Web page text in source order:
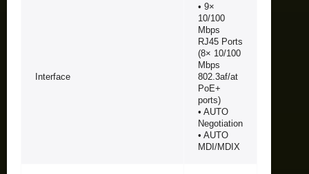
Interface
• 9×
10/100
Mbps
RJ45 Ports
(8× 10/100
Mbps
802.3af/at
PoE+
ports)
• AUTO
Negotiation
• AUTO
MDI/MDIX